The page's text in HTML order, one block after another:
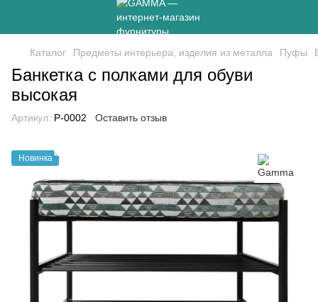
Каталог Предметы интерьера, изделия из металла Пуфы
Банкетка с полками для обуви
высокая
Артикул: P-0002 Оставить отзыв
Новинка